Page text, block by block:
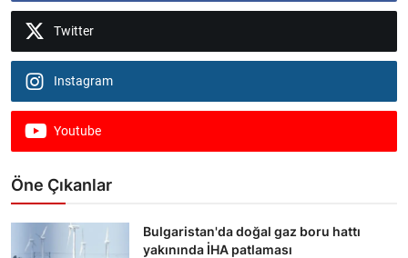
Twitter
Instagram
Youtube
Öne Çıkanlar
Bulgaristan'da doğal gaz boru hattı
yakınında İHA patlaması